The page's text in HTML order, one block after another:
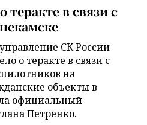
теракте в связи с
СК России
о теракте в связи с
на
объекты в
официальный
Петренко.